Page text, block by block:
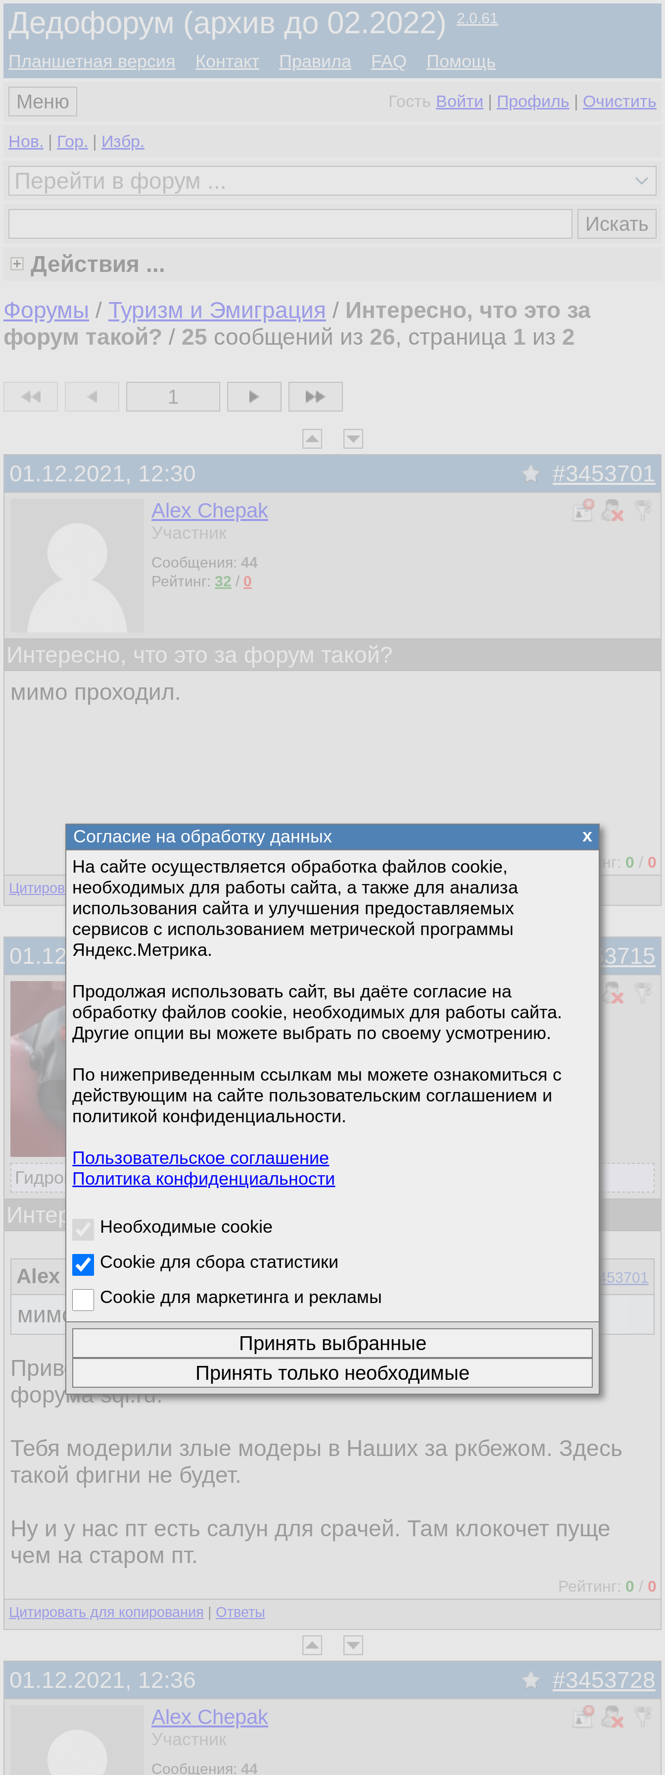
Дедофорум (архив до 02.2022) 2.0.61
Планшетная версия Контакт Правила FAQ Помощь
Меню Гость Войти | Профиль | Очистить
Нов. | Гор. | Избр.
Действия ...
Форумы / Туризм и Эмиграция / Интересно, что это за
форум такой? / 25 сообщений из 26, страница 1 из 2
1
01.12.2021, 12:30 #3453701
Alex Chepak
Участник
Сообщения: 44
Рейтинг: 32 / 0
Интересно, что это за форум такой?
мимо проходил.
Рейтинг: 0 / 0
Цитировать для копирования | Ответы
01.12.2021, 12:32 #3453715
Программизд 02
Администратор
Откуда: Дедореализм щекочет ваши коконы
Рейтинг:19115 /966
Гидроцефалы всех стран соединяйтесь!
Интересно, что это за форум такой?
Alex Chepak 3453701
мимо проходил.
Привет. Это ноев ковчег для изгнанных ПТ шников с
форума sql.ru.
Тебя модерили злые модеры в Наших за ркбежом. Здесь
такой фигни не будет.
Ну и у нас пт есть салун для срачей. Там клокочет пуще
чем на старом пт.
Рейтинг: 0 / 0
Цитировать для копирования | Ответы
01.12.2021, 12:36 #3453728
Alex Chepak
Участник
Сообщения: 44
Согласие на обработку данных
x
На сайте осуществляется обработка файлов cookie,
необходимых для работы сайта, а также для анализа
использования сайта и улучшения предоставляемых
сервисов с использованием метрической программы
Яндекс.Метрика.
Продолжая использовать сайт, вы даёте согласие на
обработку файлов cookie, необходимых для работы сайта.
Другие опции вы можете выбрать по своему усмотрению.
По нижеприведенным ссылкам мы можете ознакомиться с
действующим на сайте пользовательским соглашением и
политикой конфиденциальности.
Пользовательское соглашение
Политика конфиденциальности
Необходимые cookie
Cookie для сбора статистики
Cookie для маркетинга и рекламы